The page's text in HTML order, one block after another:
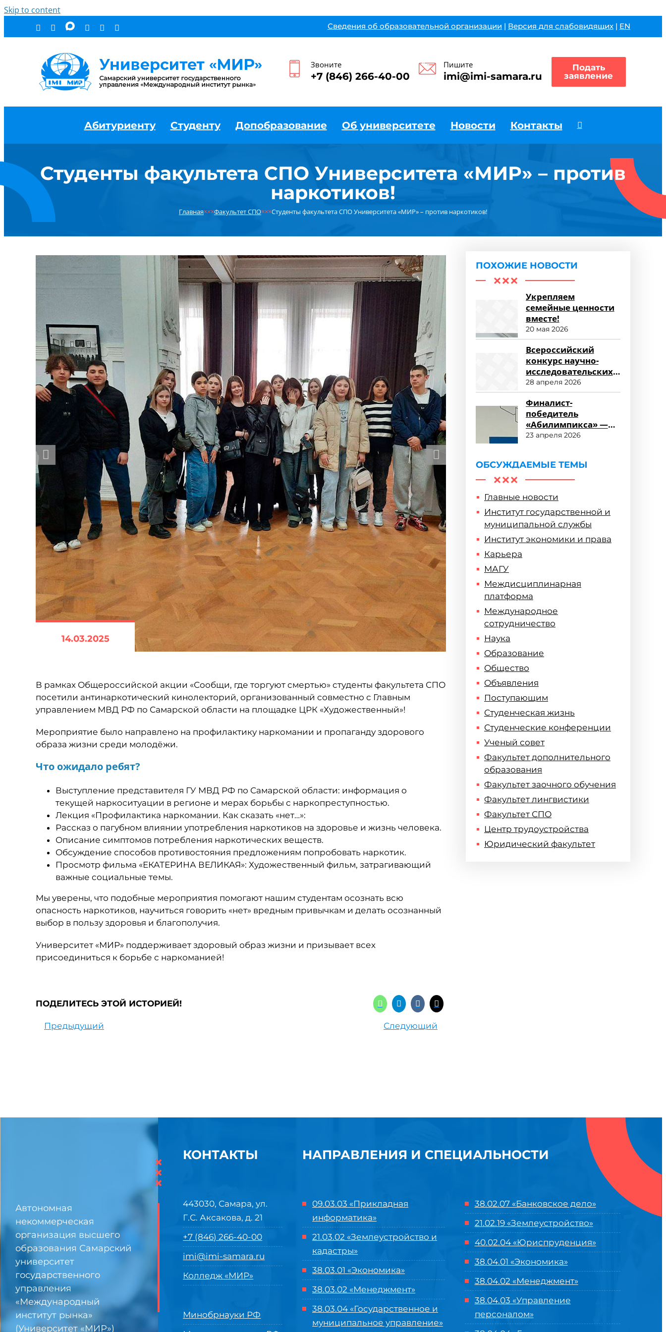
Skip to content
Сведения об образовательной организации | Версия для слабовидящих | EN
Звоните
+7 (846) 266-40-00
Пишите
imi@imi-samara.ru
Подать
заявление
Абитуриенту Студенту Допобразование Об университете Новости Контакты
Студенты факультета СПО Университета «МИР» – против
наркотиков!
Главная×××Факультет СПО×××Студенты факультета СПО Университета «МИР» – против наркотиков!
14.03.2025
В рамках Общероссийской акции «Сообщи, где торгуют смертью» студенты факультета СПО
посетили антинаркотический кинолекторий, организованный совместно с Главным
управлением МВД РФ по Самарской области на площадке ЦРК «Художественный»!
Мероприятие было направлено на профилактику наркомании и пропаганду здорового
образа жизни среди молодёжи.
Что ожидало ребят?
Выступление представителя ГУ МВД РФ по Самарской области: информация о
текущей наркоситуации в регионе и мерах борьбы с наркопреступностью.
Лекция «Профилактика наркомании. Как сказать «нет…»:
Рассказ о пагубном влиянии употребления наркотиков на здоровье и жизнь человека.
Описание симптомов потребления наркотических веществ.
Обсуждение способов противостояния предложениям попробовать наркотик.
Просмотр фильма «ЕКАТЕРИНА ВЕЛИКАЯ»: Художественный фильм, затрагивающий
важные социальные темы.
Мы уверены, что подобные мероприятия помогают нашим студентам осознать всю
опасность наркотиков, научиться говорить «нет» вредным привычкам и делать осознанный
выбор в пользу здоровья и благополучия.
Университет «МИР» поддерживает здоровый образ жизни и призывает всех
присоединиться к борьбе с наркоманией!
ПОДЕЛИТЕСЬ ЭТОЙ ИСТОРИЕЙ!
Предыдущий Следующий
ПОХОЖИЕ НОВОСТИ
Укрепляем
семейные ценности
вместе!
20 мая 2026
Всероссийский
конкурс научно-
исследовательских
работ «Научный
потенциал СПО»
28 апреля 2026
Финалист-
победитель
«Абилимпикса» —
студент ФСПО
23 апреля 2026
ОБСУЖДАЕМЫЕ ТЕМЫ
Главные новости
Институт государственной и
муниципальной службы
Институт экономики и права
Карьера
МАГУ
Междисциплинарная
платформа
Международное
сотрудничество
Наука
Образование
Общество
Объявления
Поступающим
Студенческая жизнь
Студенческие конференции
Ученый совет
Факультет дополнительного
образования
Факультет заочного обучения
Факультет лингвистики
Факультет СПО
Центр трудоустройства
Юридический факультет
Автономная
некоммерческая
организация высшего
образования Самарский
университет
государственного
управления
«Международный
институт рынка»
(Университет «МИР»)
×
×
×
КОНТАКТЫ
443030, Самара, ул.
Г.С. Аксакова, д. 21
+7 (846) 266-40-00
imi@imi-samara.ru
Колледж «МИР»
Минобрнауки РФ
НАПРАВЛЕНИЯ И СПЕЦИАЛЬНОСТИ
09.03.03 «Прикладная
информатика»
21.03.02 «Землеустройство и
кадастры»
38.03.01 «Экономика»
38.03.02 «Менеджмент»
38.03.04 «Государственное и
муниципальное управление»
38.02.07 «Банковское дело»
21.02.19 «Землеустройство»
40.02.04 «Юриспруденция»
38.04.01 «Экономика»
38.04.02 «Менеджмент»
38.04.03 «Управление
персоналом»